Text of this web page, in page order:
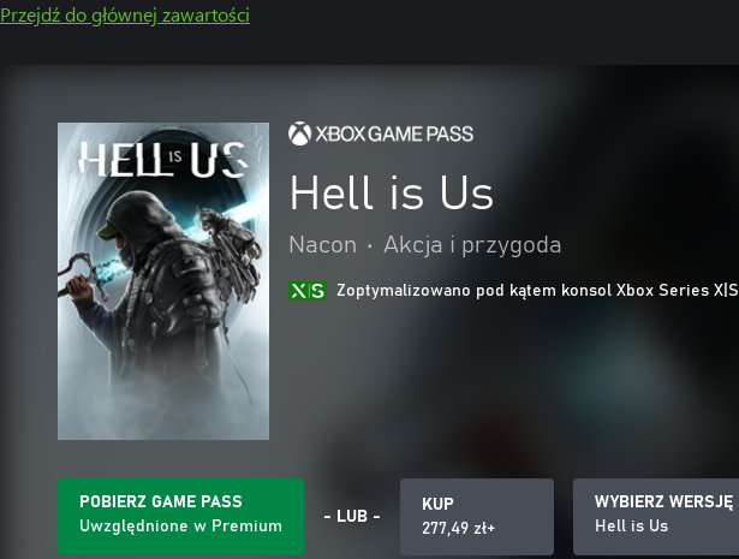
Przejdź do głównej zawartości
Hell is Us
Nacon • Akcja i przygoda
Zoptymalizowano pod kątem konsol Xbox Series X|S
POBIERZ GAME PASS
Uwzględnione w Premium
- LUB -
KUP
277,49 zł+
WYBIERZ WERSJĘ
Hell is Us